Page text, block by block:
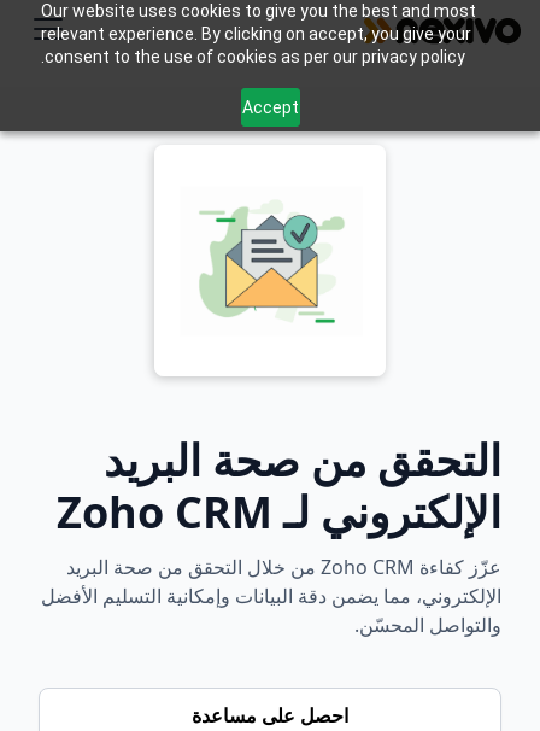
Our website uses cookies to give you the best and most
relevant experience. By clicking on accept, you give your
consent to the use of cookies as per our privacy policy.
Accept
التحقق من صحة البريد
الإلكتروني لـ Zoho CRM
عزّز كفاءة Zoho CRM من خلال التحقق من صحة البريد
الإلكتروني، مما يضمن دقة البيانات وإمكانية التسليم الأفضل
والتواصل المحسّن.
احصل على مساعدة